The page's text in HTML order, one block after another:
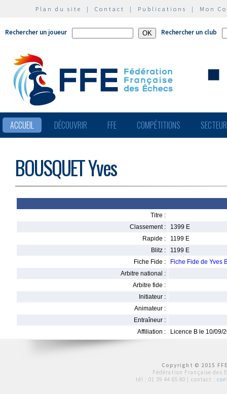
Plan du site | Contact | Publications | Mon
Rechercher un joueur Rechercher un club
ACCUEIL DÉCOUVRIR FFE COMPÉTITIONS
BOUSQUET Yves
Titre :
Classement :
1399 E
Rapide :
1199 E
Blitz :
1199 E
Fiche Fide :
Fiche Fide de Yves
Arbitre national :
Arbitre fide :
Initiateur :
Animateur :
Entraîneur :
Affiliation :
Licence B le 10/09/
Copyright © 2015
Fédération Française des
tél : 01 39 44 65 80 | contact :